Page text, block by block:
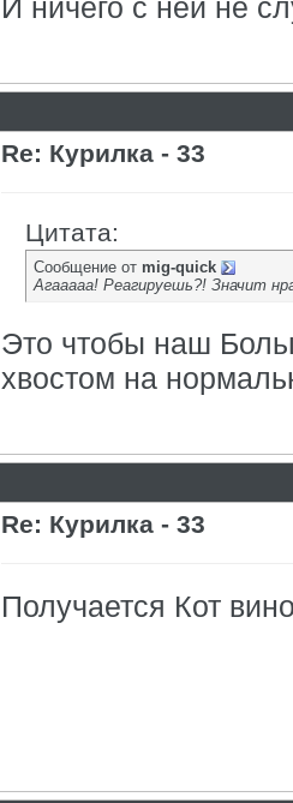
И ничего с ней не
Re: Курилка - 33
Цитата:
Сообщение от mig-quick
Агааааа! Реагируешь?! Значит
Это чтобы наш
хвостом на
Re: Курилка - 33
Получается Кот